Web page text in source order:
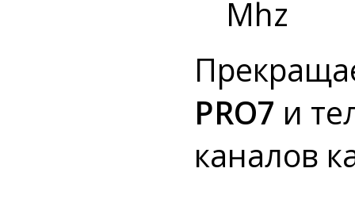
Mhz
PRO7 и
каналов